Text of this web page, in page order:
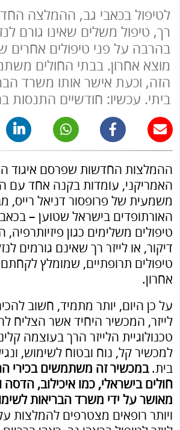
לטיפול בכאבי גב, ההמלצה
רך, טיפול משלים שאינו גורם
בהרבה על פני טיפולים אחרים
מוצא אחרון. בבתי החולים
הזה, וכעת אישר אותו משרד
ביתי. עכשיו: חודשיים התנסות
ההמלצות החדשות שפרסם איגוד
האמריקני, עומדות בקנה אחד עם
משמעית של פרופסור דניאל רייס,
האורתופדים בישראל שטוען –
טיפולים משלימים כגון פיזיותרפיה,
דיקור, או לייזר רך שאינם גורמים
טיפולים תרופתיים, שמומלץ
אחרון.
על כן היום, יותר מתמיד, חשוב
לייזר, המכשיר היחיד אשר הצליח
טכנולוגיית הלייזר הרך בעוצמה
למכשיר קל, נוח ובטוח לשימוש,
בית.במכשיר זה משתמשים בכירי
חולים בישראלי, כמו איכילוב,
מאושר על ידי משרד הבריאות
ויותר רופאים מצטרפים להמלצות